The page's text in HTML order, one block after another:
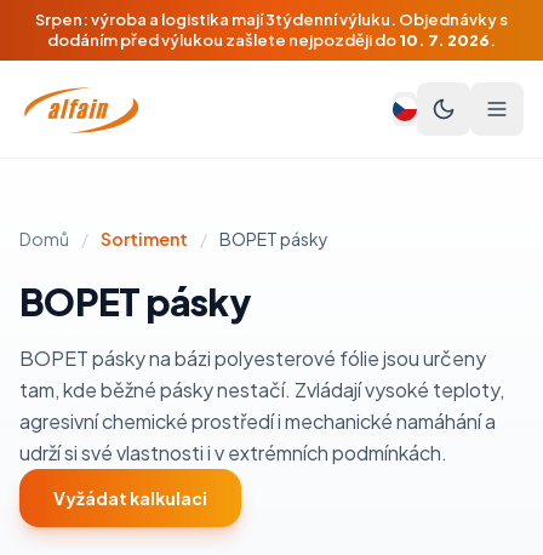
Srpen: výroba a logistika mají 3týdenní výluku. Objednávky s
dodáním před výlukou zašlete nejpozději do10. 7. 2026.
Domů / Sortiment / BOPET pásky
BOPET pásky
BOPET pásky na bázi polyesterové fólie jsou určeny
tam, kde běžné pásky nestačí. Zvládají vysoké teploty,
agresivní chemické prostředí i mechanické namáhání a
udrží si své vlastnosti i v extrémních podmínkách.
Vyžádat kalkulaci